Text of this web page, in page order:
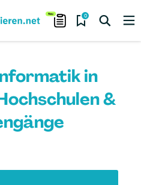
0
in
&